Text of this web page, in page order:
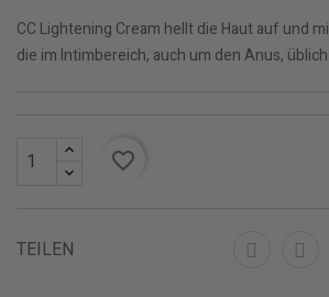
CC Lightening Cream hellt die Haut auf und
die im Intimbereich, auch um den Anus,
favorite_border
TEILEN